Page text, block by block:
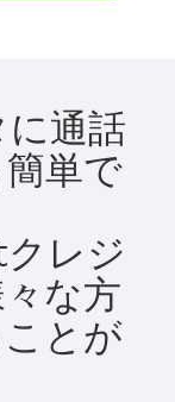
通話
単で
レジ
な方
とが